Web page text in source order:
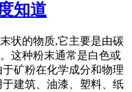
知道
状的物质,它主要是由碳
这种粉末通常是白色或
矿粉在化学成分和物理
建筑、油漆、塑料、纸